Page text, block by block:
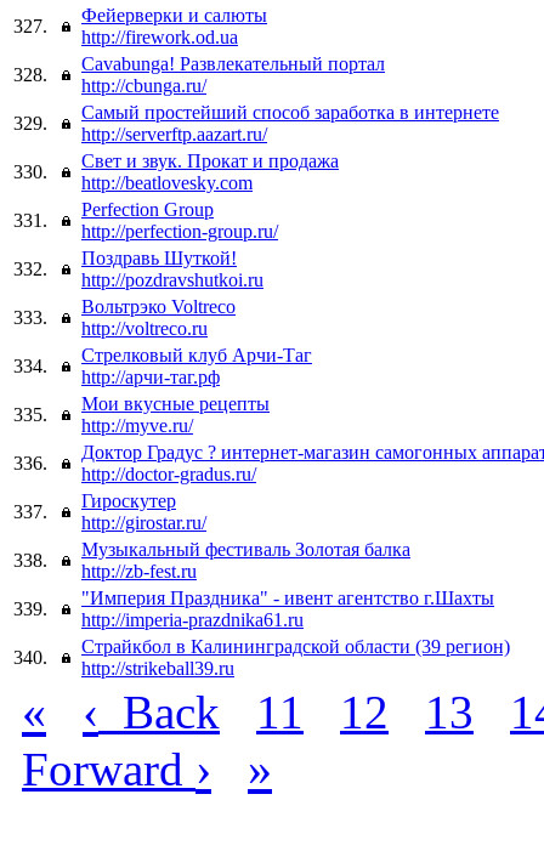
327.
Фейерверки и салюты
http://firework.od.ua
328.
Cavabunga! Развлекательный портал
http://cbunga.ru/
329.
Самый простейший способ заработка в интернете
http://serverftp.aazart.ru/
330.
Свет и звук. Прокат и продажа
http://beatlovesky.com
331.
Perfection Group
http://perfection-group.ru/
332.
Поздравь Шуткой!
http://pozdravshutkoi.ru
333.
Вольтрэко Voltreco
http://voltreco.ru
334.
Стрелковый клуб Арчи-Таг
http://арчи-таг.рф
335.
Мои вкусные рецепты
http://myve.ru/
336.
Доктор Градус ? интернет-магазин самогонных
http://doctor-gradus.ru/
337.
Гироскутер
http://girostar.ru/
338.
Музыкальный фестиваль Золотая балка
http://zb-fest.ru
339.
"Империя Праздника" - ивент агентство г.Шахты
http://imperia-prazdnika61.ru
340.
Страйкбол в Калининградской области (39 регион)
http://strikeball39.ru
« ‹ Back 11 12 13
Forward › »